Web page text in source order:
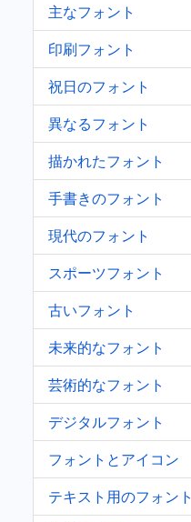
主なフォント
印刷フォント
祝日のフォント
異なるフォント
描かれたフォント
手書きのフォント
現代のフォント
スポーツフォント
古いフォント
未来的なフォント
芸術的なフォント
デジタルフォント
フォントとアイコン
テキスト用のフォント